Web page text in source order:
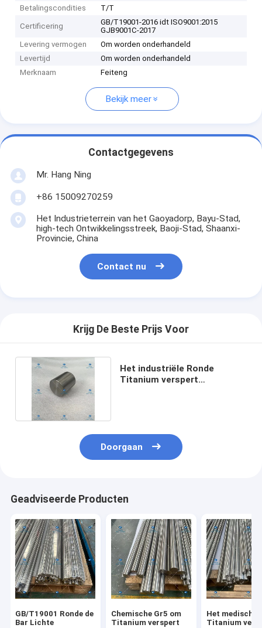
Betalingscondities
T/T
Certificering
GB/T19001-2016 idt ISO9001:2015
GJB9001C-2017
Levering vermogen
Om worden onderhandeld
Levertijd
Om worden onderhandeld
Merknaam
Feiteng
Bekijk meer
Contactgegevens
Mr. Hang Ning
+86 15009270259
Het Industrieterrein van het Gaoyadorp, Bayu-Stad,
high-tech Ontwikkelingsstreek, Baoji-Stad, Shaanxi-
Provincie, China
Contact nu
Krijg De Beste Prijs Voor
Het industriële Ronde
Titanium verspert
Doorgaan
Geadviseerde Producten
GB/T19001 Ronde de
Bar Lichte
Chemische Gr5 om
Titanium verspert
Het medische
Titanium